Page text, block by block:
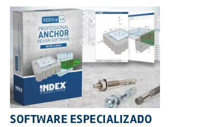
SOFTWARE ESPECIALIZADO